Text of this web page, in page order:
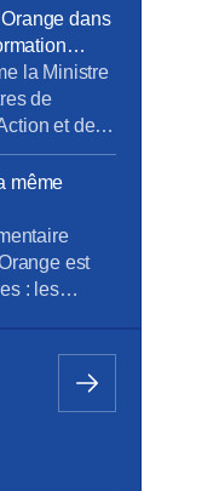
dans
la Ministre
de
et des
de
05
une
la
[…]
même
est
: les
le
et payent
2015.
à sa fin,